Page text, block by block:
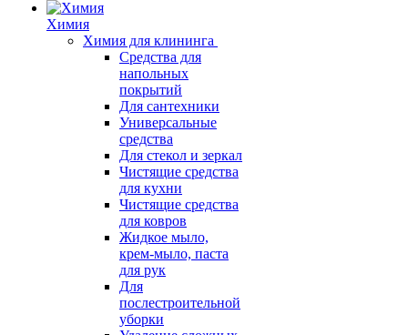
Химия
Химия для клининга
Средства для
напольных
покрытий
Для сантехники
Универсальные
средства
Для стекол и зеркал
Чистящие средства
для кухни
Чистящие средства
для ковров
Жидкое мыло,
крем-мыло, паста
для рук
Для
послестроительной
уборки